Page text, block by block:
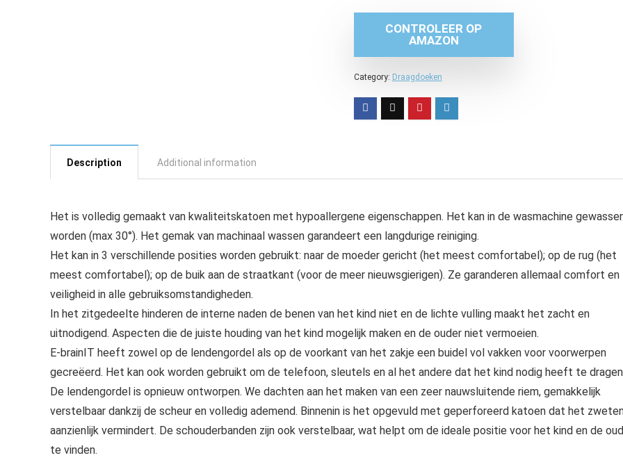
CONTROLEER OP
AMAZON
Category: Draagdoeken
Description Additional information
Het is volledig gemaakt van kwaliteitskatoen met hypoallergene eigenschappen. Het kan in de wasmachine
worden (max 30°). Het gemak van machinaal wassen garandeert een langdurige reiniging.
Het kan in 3 verschillende posities worden gebruikt: naar de moeder gericht (het meest comfortabel); op de rug (het
meest comfortabel); op de buik aan de straatkant (voor de meer nieuwsgierigen). Ze garanderen allemaal comfort en
veiligheid in alle gebruiksomstandigheden.
In het zitgedeelte hinderen de interne naden de benen van het kind niet en de lichte vulling maakt het zacht en
uitnodigend. Aspecten die de juiste houding van het kind mogelijk maken en de ouder niet vermoeien.
E-brainIT heeft zowel op de lendengordel als op de voorkant van het zakje een buidel vol vakken voor voorwerpen
gecreëerd. Het kan ook worden gebruikt om de telefoon, sleutels en al het andere dat het kind nodig heeft te
De lendengordel is opnieuw ontworpen. We dachten aan het maken van een zeer nauwsluitende riem, gemakkelijk
verstelbaar dankzij de scheur en volledig ademend. Binnenin is het opgevuld met geperforeerd katoen dat het
aanzienlijk vermindert. De schouderbanden zijn ook verstelbaar, wat helpt om de ideale positie voor het kind en de
te vinden.